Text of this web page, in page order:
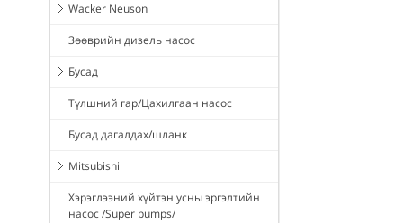
Wacker Neuson
Зөөврийн дизель насос
Бусад
Түлшний гар/Цахилгаан насос
Бусад дагалдах/шланк
Mitsubishi
Хэрэглээний хүйтэн усны эргэлтийн
насос /Super pumps/